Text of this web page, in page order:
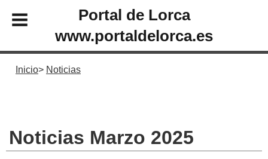
Portal de Lorca
www.portaldelorca.es
Inicio Noticias
Noticias Marzo 2025